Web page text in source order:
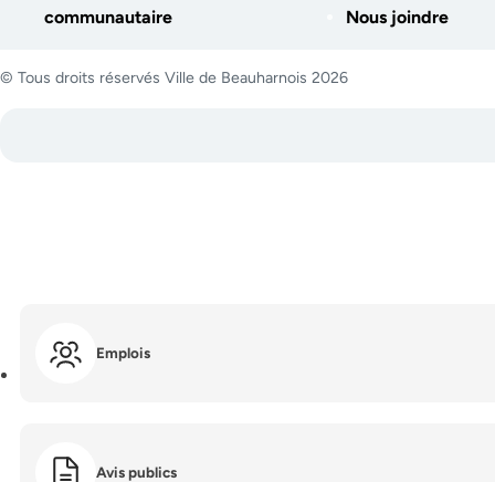
communautaire Nous joindre
© Tous droits réservés Ville de Beauharnois 2026
Emplois
Avis publics